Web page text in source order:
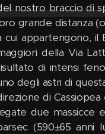
nostro braccio di
grande distanza
cui appartengono, il
della Via
di intensi
degli astri di
di
due massicce
(590±65 anni